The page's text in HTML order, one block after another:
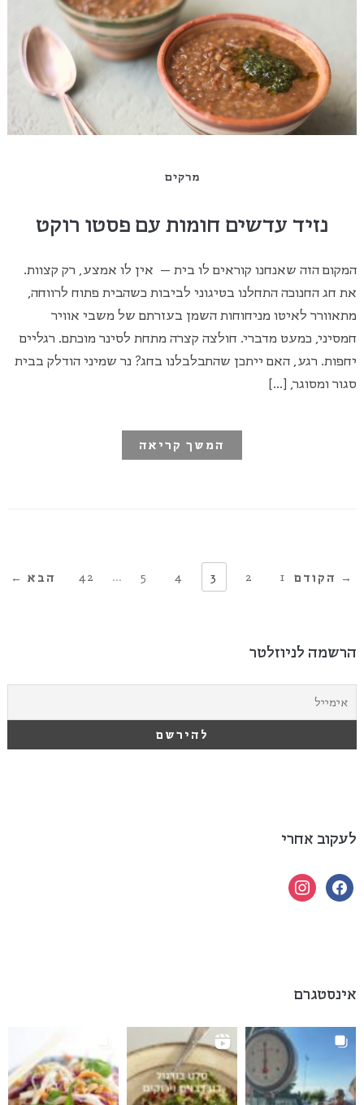
מרקים
נזיד עדשים חומות עם פסטו רוקט
המקום הזה שאנחנו קוראים לו בית – אין לו אמצע, רק קצוות.
את חג החנוכה התחלנו בטיגוני לביבות כשהבית פתוח לרווחה,
מתאוורר לאיטו מניחוחות השמן בעזרתם של משבי אוויר
חמסיני, כמעט מדברי. חולצה קצרה מתחת לסינר מוכתם. רגליים
יחפות. רגע, האם ייתכן שהתבלבלנו בחג? נר שמיני הודלק בבית
סגור ומסוגר, […]
המשך קריאה
→ הקודם 1
2
3
4
5
…
42 הבא ←
הרשמה לניוזלטר
לעקוב אחרי
facebook
instagram
אינסטגרם